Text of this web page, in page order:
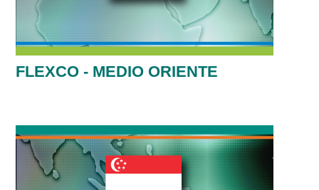
FLEXCO - MEDIO ORIENTE